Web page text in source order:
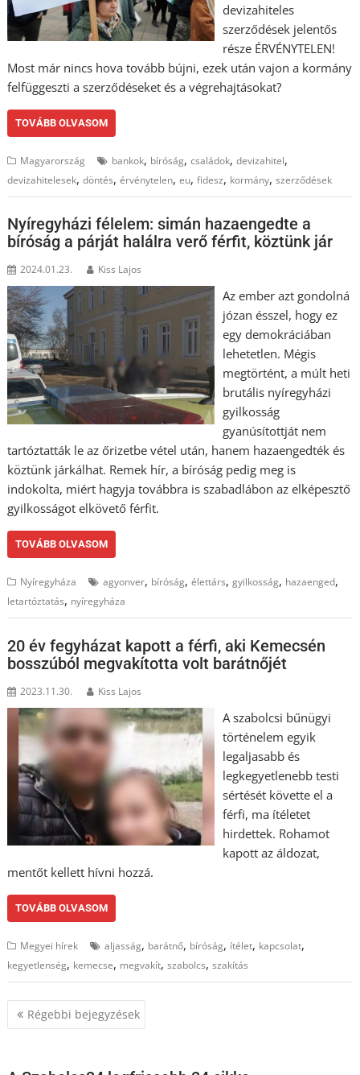
devizahiteles
szerződések jelentős
része ÉRVÉNYTELEN!
Most már nincs hova tovább bújni, ezek után vajon a kormány
felfüggeszti a szerződéseket és a végrehajtásokat?
TOVÁBB OLVASOM
Magyarország bankok, bíróság,családok,devizahitel,
devizahitelesek,döntés,érvénytelen,eu,fidesz, kormány,szerződések
Nyíregyházi félelem: simán hazaengedte a
bíróság a párját halálra verő férfit, köztünk jár
2024.01.23. Kiss Lajos
Az ember azt gondolná
józan ésszel, hogy ez
egy demokráciában
lehetetlen. Mégis
megtörtént, a múlt heti
brutális nyíregyházi
gyilkosság
gyanúsítottját nem
tartóztatták le az őrizetbe vétel után, hanem hazaengedték és
köztünk járkálhat. Remek hír, a bíróság pedig meg is
indokolta, miért hagyja továbbra is szabadlábon az elképesztő
gyilkosságot elkövető férfit.
TOVÁBB OLVASOM
Nyíregyháza agyonver, bíróság,élettárs,gyilkosság, hazaenged,
letartóztatás, nyíregyháza
20 év fegyházat kapott a férfi, aki Kemecsén
bosszúból megvakította volt barátnőjét
2023.11.30. Kiss Lajos
A szabolcsi bűnügyi
történelem egyik
legaljasabb és
legkegyetlenebb testi
sértését követte el a
férfi, ma ítéletet
hirdettek. Rohamot
kapott az áldozat,
mentőt kellett hívni hozzá.
TOVÁBB OLVASOM
Megyei hírek aljasság, barátnő, bíróság, ítélet, kapcsolat,
kegyetlenség, kemecse, megvakít,szabolcs,szakítás
Bejegyzés
navigáció
Régebbi bejegyzések